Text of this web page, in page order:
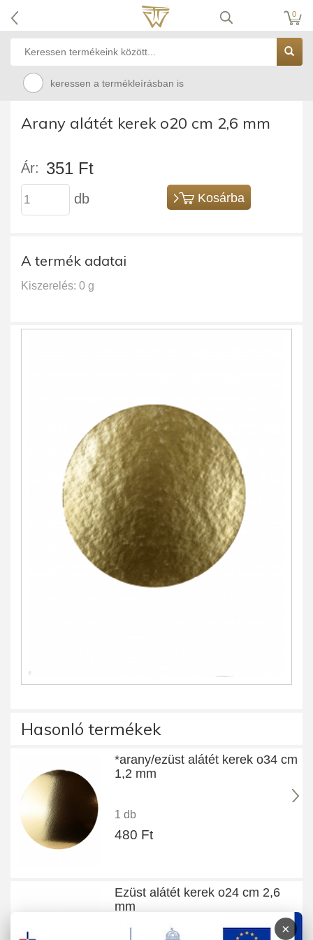
0
keressen a termékleírásban is
Arany alátét kerek o20 cm 2,6 mm
Ár: 351 Ft
db Kosárba
A termék adatai
Kiszerelés: 0 g
Hasonló termékek
*arany/ezüst alátét kerek o34 cm
1,2 mm
1 db
480 Ft
Ezüst alátét kerek o24 cm 2,6
mm
×